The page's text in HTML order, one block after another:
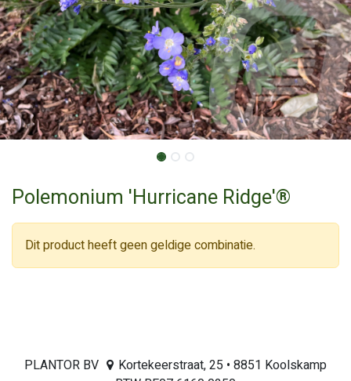
Polemonium 'Hurricane Ridge'®
Dit product heeft geen geldige combinatie.
PLANTOR BV
Kortekeerstraat, 25 • 8851 Koolskamp